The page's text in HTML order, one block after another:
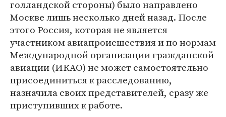
голландской стороны) было направлено
Москве лишь несколько дней назад. После
этого Россия, которая не является
участником авиапроисшествия и по нормам
Международной организации гражданской
авиации (ИКАО) не может самостоятельно
присоединиться к расследованию,
назначила своих представителей, сразу же
приступивших к работе.